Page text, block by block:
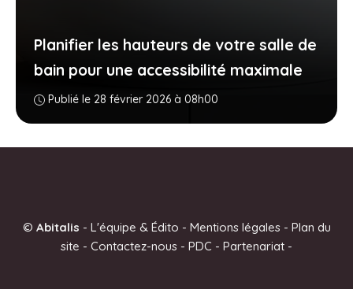
Planifier les hauteurs de votre salle de
bain pour une accessibilité maximale
Publié le 28 février 2026 à 08h00
© Abitalis - L'équipe & Édito - Mentions légales- Plan du
site - Contactez-nous - PDC - Partenariat -